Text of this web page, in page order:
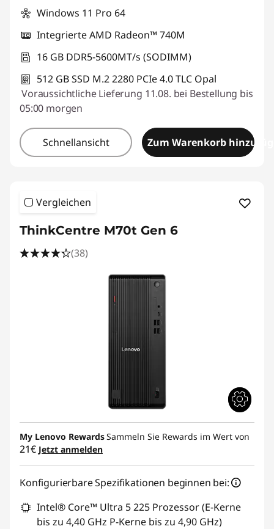
Windows 11 Pro 64
Integrierte AMD Radeon™ 740M
16 GB DDR5-5600MT/s (SODIMM)
512 GB SSD M.2 2280 PCIe 4.0 TLC Opal
Voraussichtliche Lieferung 11.08. bei Bestellung bis
05:00 morgen
Schnellansicht Zum Warenkorb
Vergleichen
ThinkCentre M70t Gen 6
(38)
My Lenovo RewardsSammeln Sie Rewards im Wert von
21€ Jetzt anmelden
Konfigurierbare Spezifikationen beginnen bei:
Intel® Core™ Ultra 5 225 Prozessor (E-Kerne
bis zu 4,40 GHz P-Kerne bis zu 4,90 GHz)